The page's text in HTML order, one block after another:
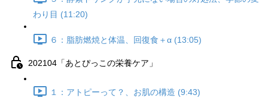
わり目 (11:20)
６：脂肪燃焼と体温、回復食＋α (13:05)
202104「あとぴっこの栄養ケア」
１：アトピーって？、お肌の構造 (9:43)